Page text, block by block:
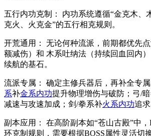
五行内功克制： 内功系统遵循“金克木、
克火、火克金”的五行相克规则。
开荒通用： 无论何种流派，前期都优先
额减伤）和 木系吐纳法（持续回血回内
续航的基石。
流派专属： 确定主修兵器后，再补全专
系补金系内功提升物理增伤与破防；弓/
减速与攻速加成；剑/拳系补火系内功追
副本应用： 在高阶副本如“苍山古殿”中
环克制规则，需要根据BOSS属性灵活切